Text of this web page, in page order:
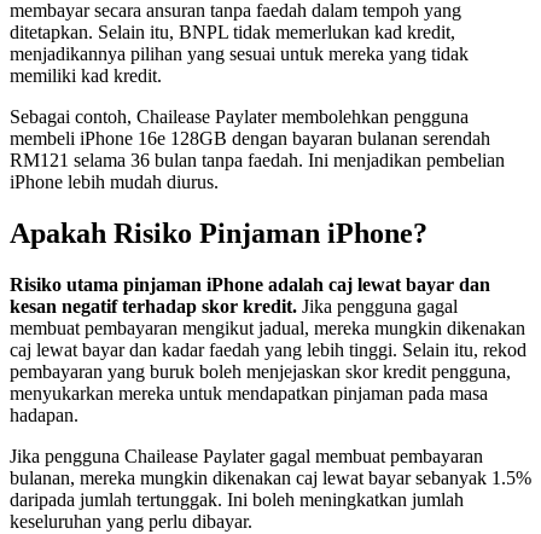
membayar secara ansuran tanpa faedah dalam tempoh yang
ditetapkan. Selain itu, BNPL tidak memerlukan kad kredit,
menjadikannya pilihan yang sesuai untuk mereka yang tidak
memiliki kad kredit.
Sebagai contoh, Chailease Paylater membolehkan pengguna
membeli iPhone 16e 128GB dengan bayaran bulanan serendah
RM121 selama 36 bulan tanpa faedah. Ini menjadikan pembelian
iPhone lebih mudah diurus.
Apakah Risiko Pinjaman iPhone?
Risiko utama pinjaman iPhone adalah caj lewat bayar dan
kesan negatif terhadap skor kredit. Jika pengguna gagal
membuat pembayaran mengikut jadual, mereka mungkin dikenakan
caj lewat bayar dan kadar faedah yang lebih tinggi. Selain itu, rekod
pembayaran yang buruk boleh menjejaskan skor kredit pengguna,
menyukarkan mereka untuk mendapatkan pinjaman pada masa
hadapan.
Jika pengguna Chailease Paylater gagal membuat pembayaran
bulanan, mereka mungkin dikenakan caj lewat bayar sebanyak 1.5%
daripada jumlah tertunggak. Ini boleh meningkatkan jumlah
keseluruhan yang perlu dibayar.